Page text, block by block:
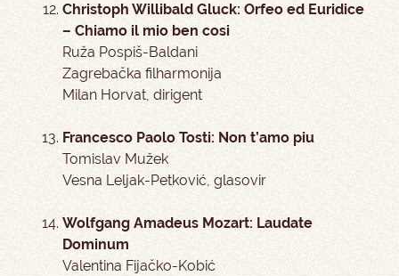
Christoph Willibald Gluck: Orfeo ed Euridice
– Chiamo il mio ben cosi
Ruža Pospiš-Baldani
Zagrebačka filharmonija
Milan Horvat, dirigent
Francesco Paolo Tosti: Non t’amo piu
Tomislav Mužek
Vesna Leljak-Petković, glasovir
Wolfgang Amadeus Mozart: Laudate
Dominum
Valentina Fijačko-Kobić